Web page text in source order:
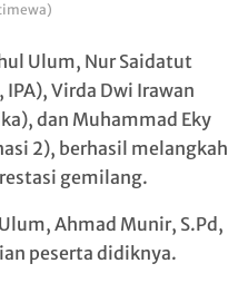
Ulum, Nur Saidatut
IPA), Virda Dwi Irawan
dan Muhammad Eky
2), berhasil melangkah
gemilang.
Ahmad Munir, S.Pd,
peserta didiknya.